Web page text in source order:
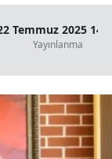
Temmuz 2025
Yayınlanma